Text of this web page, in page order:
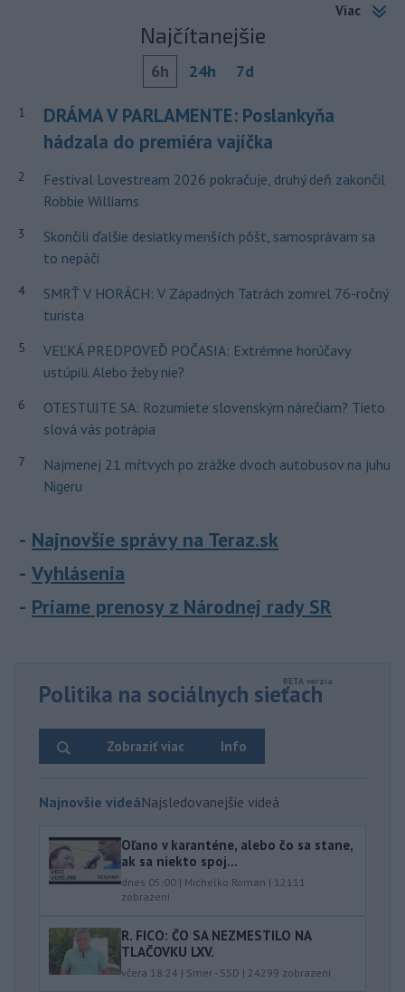
Viac
Najčítanejšie
6h 24h 7d
1
DRÁMA V PARLAMENTE: Poslankyňa
hádzala do premiéra vajíčka
2
Festival Lovestream 2026 pokračuje, druhý deň zakončil
Robbie Williams
3
Skončili ďalšie desiatky menších pôšt, samosprávam sa
to nepáči
4
SMRŤ V HORÁCH: V Západných Tatrách zomrel 76-ročný
turista
5
VEĽKÁ PREDPOVEĎ POČASIA: Extrémne horúčavy
ustúpili. Alebo žeby nie?
6
OTESTUJTE SA: Rozumiete slovenským nárečiam? Tieto
slová vás potrápia
7
Najmenej 21 mŕtvych po zrážke dvoch autobusov na juhu
Nigeru
Najnovšie správy na Teraz.sk
Vyhlásenia
Priame prenosy z Národnej rady SR
Politika na sociálnych sieťach
Info
Zobraziť viac
Najnovšie videáNajsledovanejšie videá
Oľano v karanténe, alebo čo sa stane,
ak sa niekto spoj...
dnes 05:00 | Michelko Roman | 12111
zobrazení
R. FICO: ČO SA NEZMESTILO NA
TLAČOVKU LXV.
včera 18:24 | Smer - SSD | 24299 zobrazení